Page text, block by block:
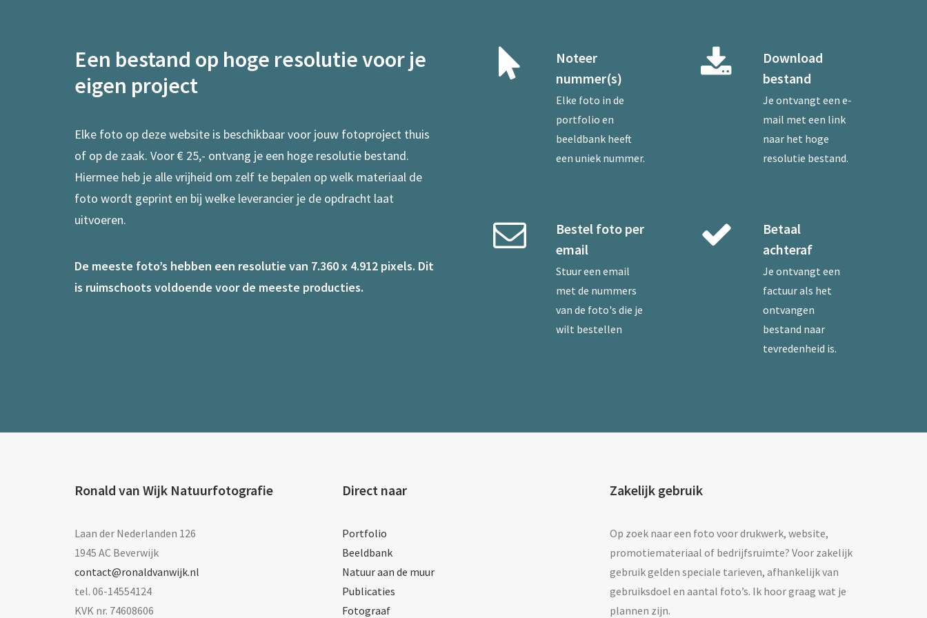
Een bestand op hoge resolutie voor je
eigen project
Elke foto op deze website is beschikbaar voor jouw fotoproject thuis
of op de zaak. Voor € 25,- ontvang je een hoge resolutie bestand.
Hiermee heb je alle vrijheid om zelf te bepalen op welk materiaal de
foto wordt geprint en bij welke leverancier je de opdracht laat
uitvoeren.
De meeste foto’s hebben een resolutie van 7.360 x 4.912 pixels. Dit
is ruimschoots voldoende voor de meeste producties.
Noteer
nummer(s)
Elke foto in de
portfolio en
beeldbank heeft
een uniek nummer.
Bestel foto per
email
Stuur een email
met de nummers
van de foto's die je
wilt bestellen
Download
bestand
Je ontvangt een e-
mail met een link
naar het hoge
resolutie bestand.
Betaal
achteraf
Je ontvangt een
factuur als het
ontvangen
bestand naar
tevredenheid is.
Ronald van Wijk Natuurfotografie
Laan der Nederlanden 126
1945 AC Beverwijk
contact@ronaldvanwijk.nl
tel. 06-14554124
KVK nr. 74608606
Direct naar
Portfolio
Beeldbank
Natuur aan de muur
Publicaties
Fotograaf
Zakelijk gebruik
Op zoek naar een foto voor drukwerk, website,
promotiemateriaal of bedrijfsruimte? Voor zakelijk
gebruik gelden speciale tarieven, afhankelijk van
gebruiksdoel en aantal foto’s. Ik hoor graag wat je
plannen zijn.